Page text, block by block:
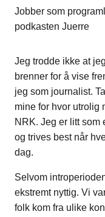
Jobber som
podkasten Juerre
Jeg trodde ikke at
brenner for å vise
jeg som journalist.
mine for hvor utrolig
NRK. Jeg er litt
og trives best når
dag.
Selvom
ekstremt nyttig. Vi
folk kom fra ulike